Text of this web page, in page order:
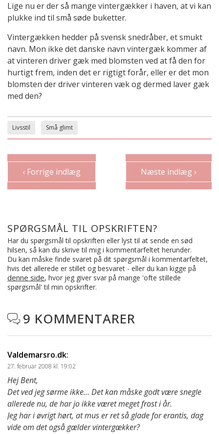
Lige nu er der så mange vintergækker i haven, at vi kan
plukke ind til små søde buketter.
Vintergækken hedder på svensk snedråber, et smukt
navn. Mon ikke det danske navn vintergæk kommer af
at vinteren driver gæk med blomsten ved at få den for
hurtigt frem, inden det er rigtigt forår, eller er det mon
blomsten der driver vinteren væk og dermed laver gæk
med den?
Livsstil Små glimt
‹ Forrige indlæg Næste indlæg ›
SPØRGSMÅL TIL OPSKRIFTEN?
Har du spørgsmål til opskriften eller lyst til at sende en sød
hilsen, så kan du skrive til mig i kommentarfeltet herunder.
Du kan måske finde svaret på dit spørgsmål i kommentarfeltet,
hvis det allerede er stillet og besvaret - eller du kan kigge på
denne side, hvor jeg giver svar på mange 'ofte stillede
spørgsmål' til min opskrifter.
 9 KOMMENTARER
Valdemarsro.dk:
27. februar 2008 kl. 19:02
Hej Bent,
Det ved jeg sørme ikke… Det kan måske godt være snegle
allerede nu, de har jo ikke været meget frost i år.
Jeg har i øvrigt hørt, at mus er ret så glade for erantis, dag
vide om det også gælder vintergækker?